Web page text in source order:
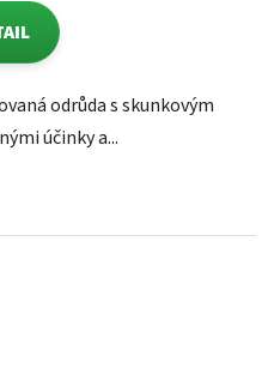
odrůda s skunkovým
účinky a...